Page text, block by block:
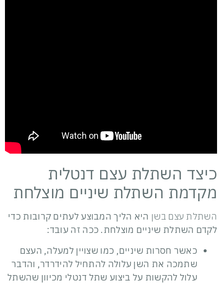
כיצד השתלת עצם דנטלית
מקדמת השתלת שיניים מוצלחת
השתלת עצם בשן היא הליך המבוצע לעתים קרובות כדי
לקדם השתלת שיניים מוצלחת. ככה זה עובד:
כאשר חסרות שיניים, כמו שצויין למעלה, העצם
שתמכה את השן עלולה להתחיל להידרדר, והדבר
עלול להקשות על ביצוע שתל דנטלי מכיוון שהשתל